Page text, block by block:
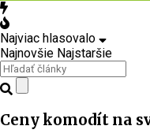
Najviac hlasovalo
Najnovšie Najstaršie
Ceny komodít na